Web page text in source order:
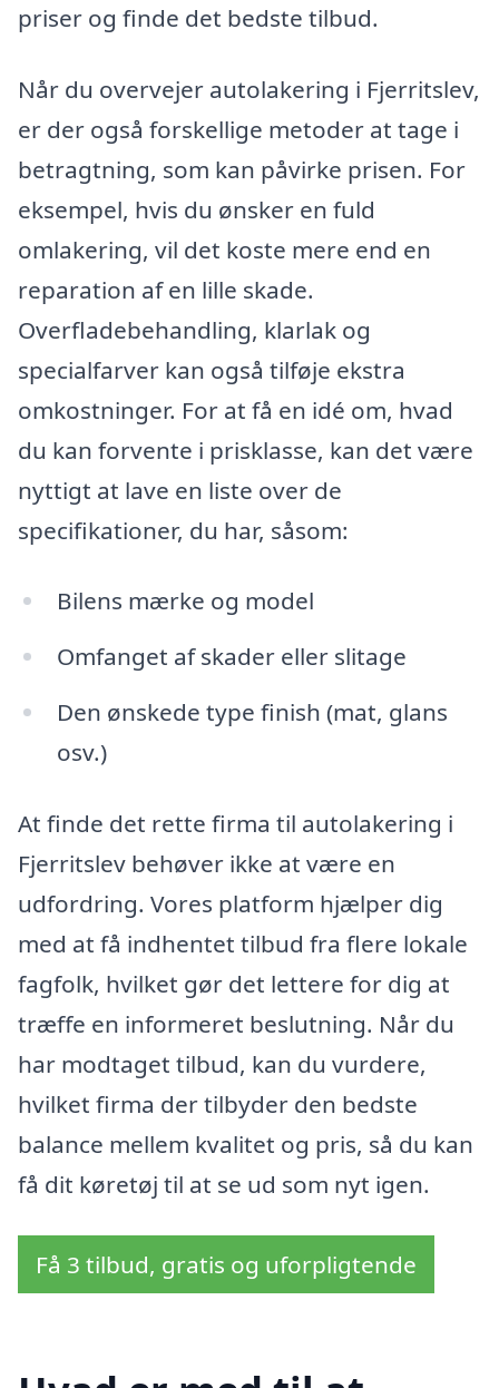
priser og finde det bedste tilbud.
Når du overvejer autolakering i Fjerritslev,
er der også forskellige metoder at tage i
betragtning, som kan påvirke prisen. For
eksempel, hvis du ønsker en fuld
omlakering, vil det koste mere end en
reparation af en lille skade.
Overfladebehandling, klarlak og
specialfarver kan også tilføje ekstra
omkostninger. For at få en idé om, hvad
du kan forvente i prisklasse, kan det være
nyttigt at lave en liste over de
specifikationer, du har, såsom:
Bilens mærke og model
Omfanget af skader eller slitage
Den ønskede type finish (mat, glans
osv.)
At finde det rette firma til autolakering i
Fjerritslev behøver ikke at være en
udfordring. Vores platform hjælper dig
med at få indhentet tilbud fra flere lokale
fagfolk, hvilket gør det lettere for dig at
træffe en informeret beslutning. Når du
har modtaget tilbud, kan du vurdere,
hvilket firma der tilbyder den bedste
balance mellem kvalitet og pris, så du kan
få dit køretøj til at se ud som nyt igen.
Få 3 tilbud, gratis og uforpligtende